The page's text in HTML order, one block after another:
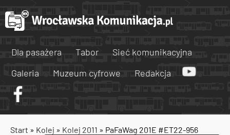
Dla pasażera Tabor
Sieć komunikacyjna
Galeria
Muzeum cyfrowe Redakcja
Start » Kolej » Kolej 2011 » PaFaWag 201E #ET22-956